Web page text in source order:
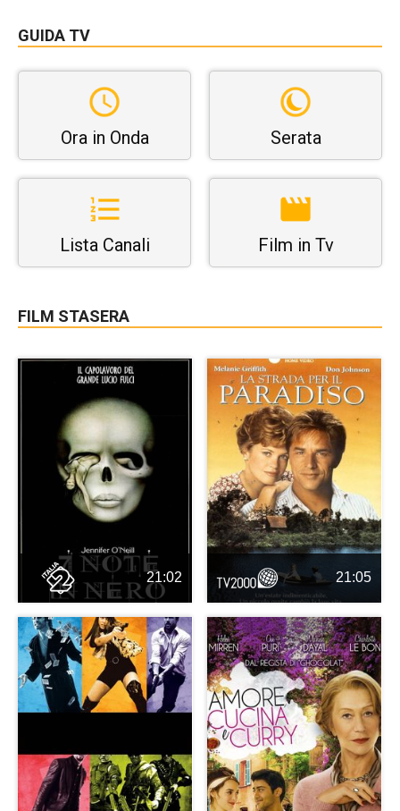
GUIDA TV
Ora in Onda Serata
Lista Canali Film in Tv
FILM STASERA
21:02 21:05